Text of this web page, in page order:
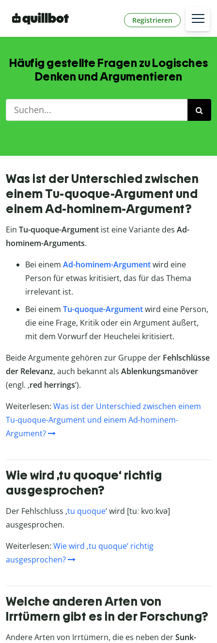
Registrieren
Häufig gestellte Fragen zu Logisches
Denken und Argumentieren
Was ist der Unterschied zwischen
einem Tu-quoque-Argument und
einem Ad-hominem-Argument?
Ein Tu-quoque-Argument ist eine Variante des Ad-
hominem-Arguments.
Bei einem Ad-hominem-Argumentwird eine
Person für etwas kritisiert, das für das Thema
irrelevant ist.
Bei einem Tu-quoque-Argumentwird eine Person,
die eine Frage, Kritik oder ein Argument äußert,
mit dem Vorwurf der Heuchelei kritisiert.
Beide Argumente gehören zur Gruppe der Fehlschlüsse
der Relevanz, auch bekannt als Ablenkungsmanöver
(engl. ‚red herrings‘).
Weiterlesen: Was ist der Unterschied zwischen einem
Tu-quoque-Argument und einem Ad-hominem-
Argument?
Wie wird ‚tu quoque‘ richtig
ausgesprochen?
Der Fehlschluss ‚tu quoque‘ wird [tuː kvoːkvə]
ausgesprochen.
Weiterlesen: Wie wird ‚tu quoque‘ richtig
ausgesprochen?
Welche anderen Arten von
Irrtümern gibt es in der Forschung?
Andere Arten von Irrtümern, die es neben derSunk-